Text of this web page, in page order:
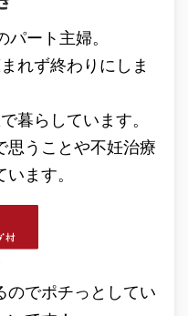
ート主婦。
れず終わりにしま
暮らしています。
思うことや不妊治療
ます。
のでポチっとしてい